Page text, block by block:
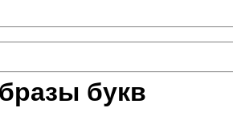
букв